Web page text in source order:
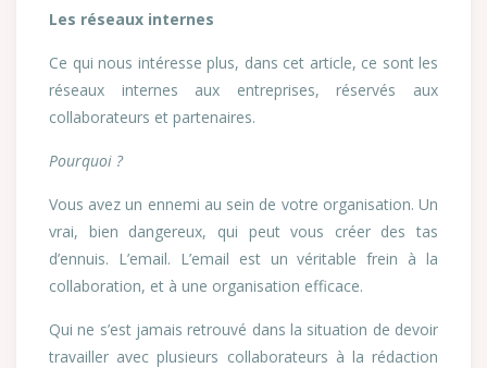
Les réseaux internes
Ce qui nous intéresse plus, dans cet article, ce sont les
réseaux internes aux entreprises, réservés aux
collaborateurs et partenaires.
Pourquoi ?
Vous avez un ennemi au sein de votre organisation. Un
vrai, bien dangereux, qui peut vous créer des tas
d’ennuis. L’email. L’email est un véritable frein à la
collaboration, et à une organisation efficace.
Qui ne s’est jamais retrouvé dans la situation de devoir
travailler avec plusieurs collaborateurs à la rédaction